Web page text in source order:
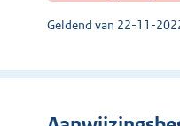
Geldend van 22-11-